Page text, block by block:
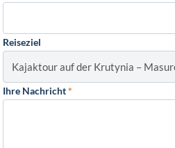
Reiseziel
Ihre Nachricht*